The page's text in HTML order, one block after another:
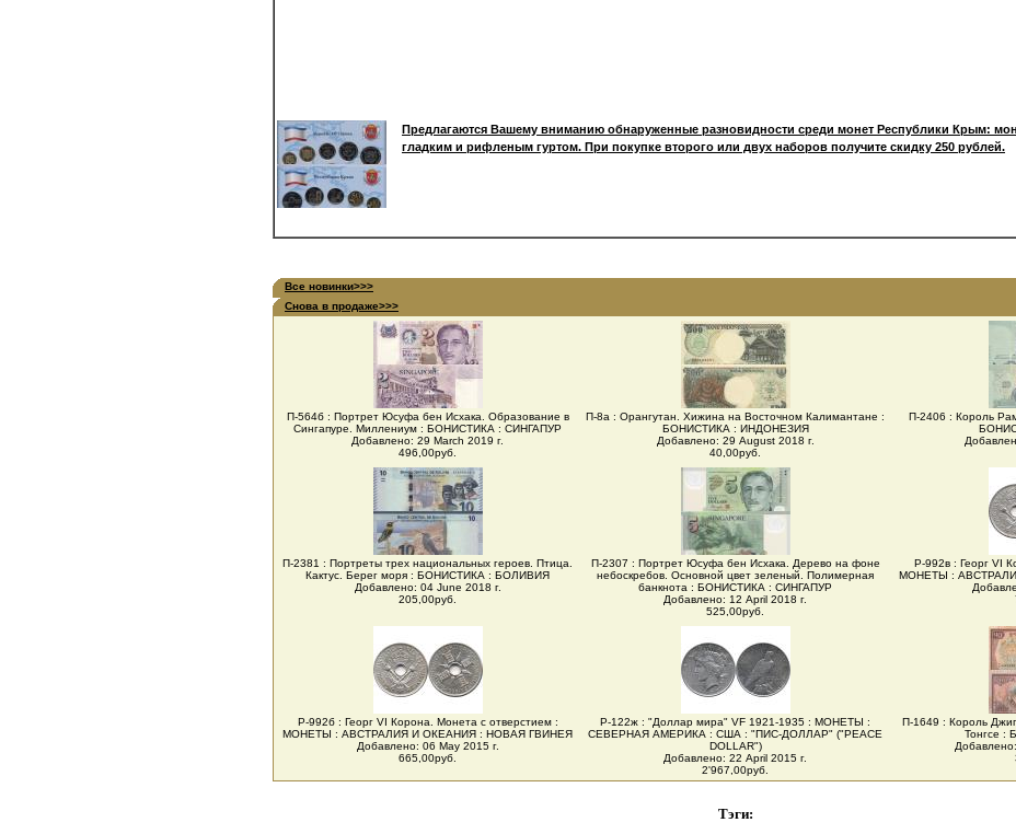
Предлагаются Вашему вниманию обнаруженные разновидности среди монет Республики Крым:
гладким и рифленым гуртом. При покупке второго или двух наборов получите скидку 250 рублей.
Все новинки>>>
Снова в продаже>>>
П-564б : Портрет Юсуфа бен Исхака. Образование в
Сингапуре. Миллениум : БОНИСТИКА : СИНГАПУР
Добавлено: 29 March 2019 г.
496,00руб.
П-8а : Орангутан. Хижина на Восточном Калимантане :
БОНИСТИКА : ИНДОНЕЗИЯ
Добавлено: 29 August 2018 г.
40,00руб.
П-2406 : Король
П-2381 : Портреты трех национальных героев. Птица.
Кактус. Берег моря : БОНИСТИКА : БОЛИВИЯ
Добавлено: 04 June 2018 г.
205,00руб.
П-2307 : Портрет Юсуфа бен Исхака. Дерево на фоне
небоскребов. Основной цвет зеленый. Полимерная
банкнота : БОНИСТИКА : СИНГАПУР
Добавлено: 12 April 2018 г.
525,00руб.
Р-992в : Георг VI
МОНЕТЫ :
Р-992б : Георг VI Корона. Монета с отверстием :
МОНЕТЫ : АВСТРАЛИЯ И ОКЕАНИЯ : НОВАЯ ГВИНЕЯ
Добавлено: 06 May 2015 г.
665,00руб.
Р-122ж : "Доллар мира" VF 1921-1935 : МОНЕТЫ :
СЕВЕРНАЯ АМЕРИКА : США : "ПИС-ДОЛЛАР" ("PEACE
DOLLAR")
Добавлено: 22 April 2015 г.
2'967,00руб.
П-1649 : Король
Тонгсе :
Тэги: